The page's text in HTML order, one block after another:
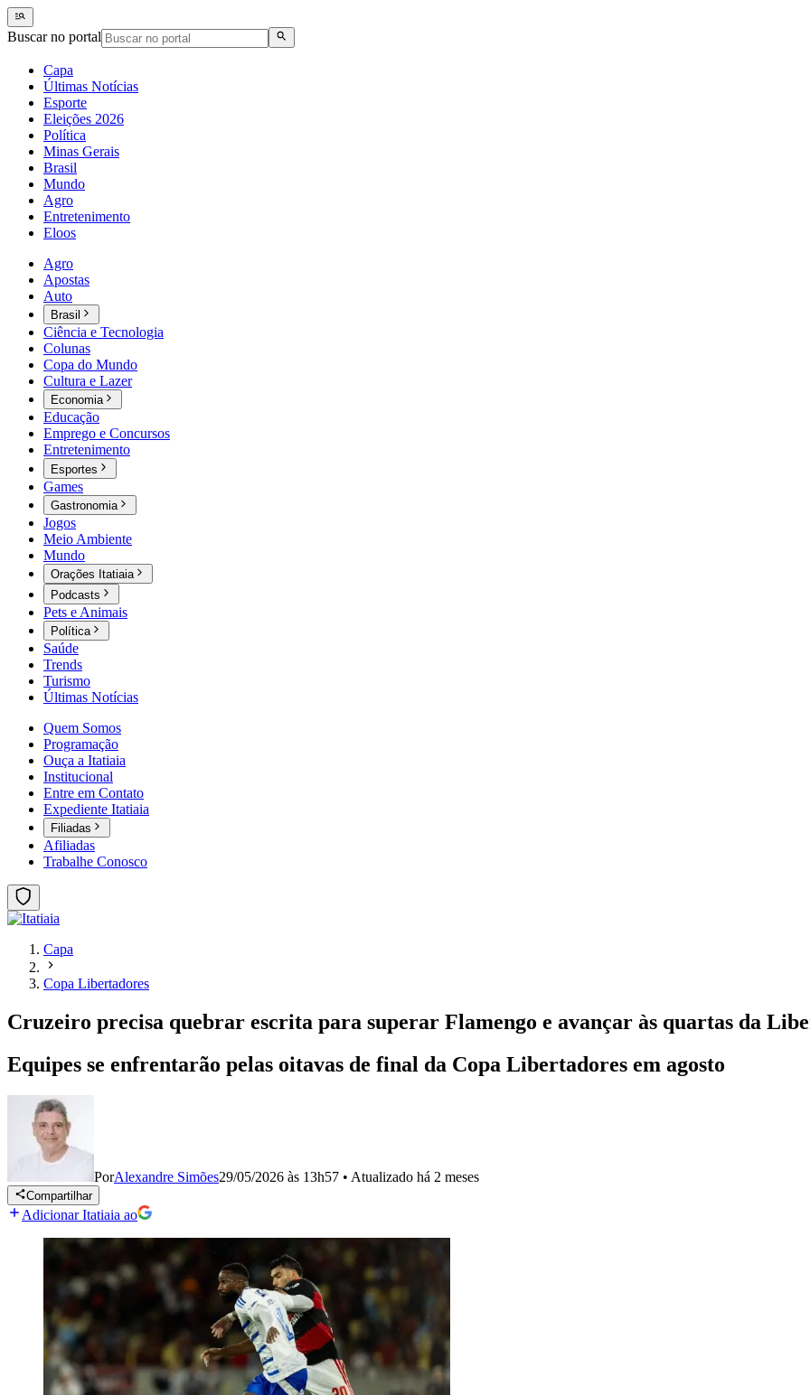
Buscar no portal
Capa
Últimas Notícias
Esporte
Eleições 2026
Política
Minas Gerais
Brasil
Mundo
Agro
Entretenimento
Eloos
Agro
Apostas
Auto
Brasil
Ciência e Tecnologia
Colunas
Copa do Mundo
Cultura e Lazer
Economia
Educação
Emprego e Concursos
Entretenimento
Esportes
Games
Gastronomia
Jogos
Meio Ambiente
Mundo
Orações Itatiaia
Podcasts
Pets e Animais
Política
Saúde
Trends
Turismo
Últimas Notícias
Quem Somos
Programação
Ouça a Itatiaia
Institucional
Entre em Contato
Expediente Itatiaia
Filiadas
Afiliadas
Trabalhe Conosco
Capa
Copa Libertadores
Cruzeiro precisa quebrar escrita para superar Flamengo e avançar às quartas da
Equipes se enfrentarão pelas oitavas de final da Copa Libertadores em agosto
PorAlexandre Simões29/05/2026 às 13h57 • Atualizado há 2 meses
Compartilhar
Adicionar Itatiaia ao